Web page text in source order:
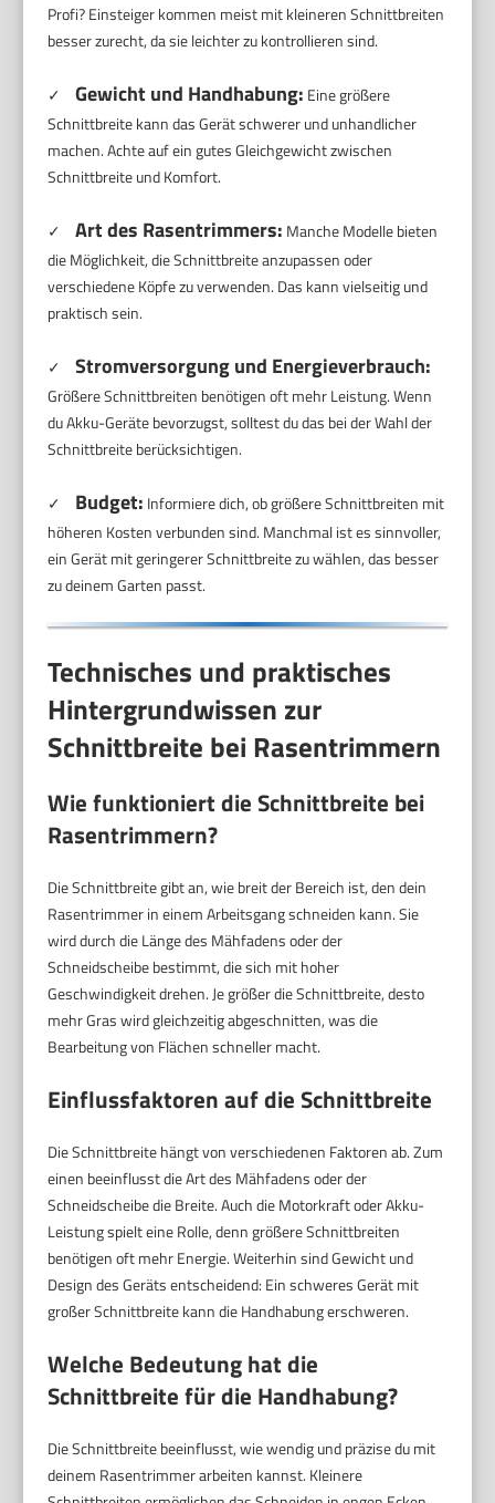
Profi? Einsteiger kommen meist mit kleineren Schnittbreiten
besser zurecht, da sie leichter zu kontrollieren sind.
✓ Gewicht und Handhabung: Eine größere
Schnittbreite kann das Gerät schwerer und unhandlicher
machen. Achte auf ein gutes Gleichgewicht zwischen
Schnittbreite und Komfort.
✓ Art des Rasentrimmers: Manche Modelle bieten
die Möglichkeit, die Schnittbreite anzupassen oder
verschiedene Köpfe zu verwenden. Das kann vielseitig und
praktisch sein.
✓ Stromversorgung und Energieverbrauch:
Größere Schnittbreiten benötigen oft mehr Leistung. Wenn
du Akku-Geräte bevorzugst, solltest du das bei der Wahl der
Schnittbreite berücksichtigen.
✓ Budget: Informiere dich, ob größere Schnittbreiten mit
höheren Kosten verbunden sind. Manchmal ist es sinnvoller,
ein Gerät mit geringerer Schnittbreite zu wählen, das besser
zu deinem Garten passt.
Technisches und praktisches
Hintergrundwissen zur
Schnittbreite bei Rasentrimmern
Wie funktioniert die Schnittbreite bei
Rasentrimmern?
Die Schnittbreite gibt an, wie breit der Bereich ist, den dein
Rasentrimmer in einem Arbeitsgang schneiden kann. Sie
wird durch die Länge des Mähfadens oder der
Schneidscheibe bestimmt, die sich mit hoher
Geschwindigkeit drehen. Je größer die Schnittbreite, desto
mehr Gras wird gleichzeitig abgeschnitten, was die
Bearbeitung von Flächen schneller macht.
Einflussfaktoren auf die Schnittbreite
Die Schnittbreite hängt von verschiedenen Faktoren ab. Zum
einen beeinflusst die Art des Mähfadens oder der
Schneidscheibe die Breite. Auch die Motorkraft oder Akku-
Leistung spielt eine Rolle, denn größere Schnittbreiten
benötigen oft mehr Energie. Weiterhin sind Gewicht und
Design des Geräts entscheidend: Ein schweres Gerät mit
großer Schnittbreite kann die Handhabung erschweren.
Welche Bedeutung hat die
Schnittbreite für die Handhabung?
Die Schnittbreite beeinflusst, wie wendig und präzise du mit
deinem Rasentrimmer arbeiten kannst. Kleinere